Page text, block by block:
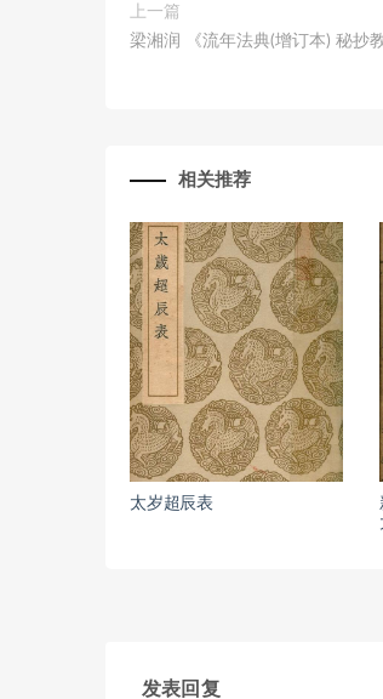
上一篇
梁湘润 《流年法典(增订本) 秘抄
相关推荐
太岁超辰表
发表回复